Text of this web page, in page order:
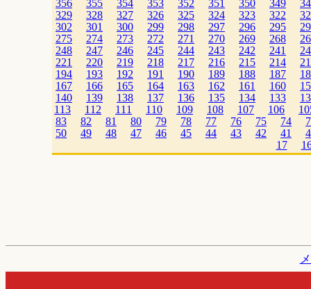
356
355 354 353 352 351 350 349
329
328 327 326 325 324 323 322
302
301 300 299 298 297 296 295
275
274 273 272 271 270 269 268
248
247 246 245 244 243 242 241
221
220 219 218 217 216 215 214
194
193 192 191 190 189 188 187
167
166 165 164 163 162 161 160
140
139 138 137 136 135 134 133
113
112 111 110 109 108 107 106
83
82 81 80 79 78 77 76 75 74
50
49 48 47 46 45 44 43 42 41
17